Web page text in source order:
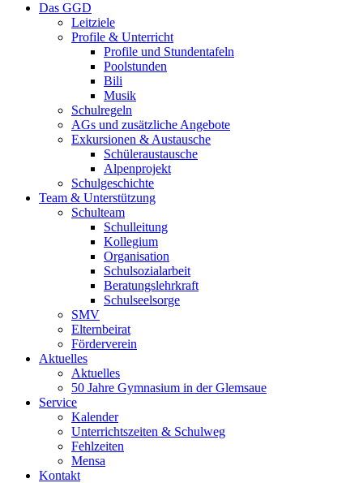
Das GGD
Leitziele
Profile & Unterricht
Profile und Stundentafeln
Poolstunden
Bili
Musik
Schulregeln
AGs und zusätzliche Angebote
Exkursionen & Austausche
Schüleraustausche
Alpenprojekt
Schulgeschichte
Team & Unterstützung
Schulteam
Schulleitung
Kollegium
Organisation
Schulsozialarbeit
Beratungslehrkraft
Schulseelsorge
SMV
Elternbeirat
Förderverein
Aktuelles
Aktuelles
50 Jahre Gymnasium in der Glemsaue
Service
Kalender
Unterrichtszeiten & Schulweg
Fehlzeiten
Mensa
Kontakt